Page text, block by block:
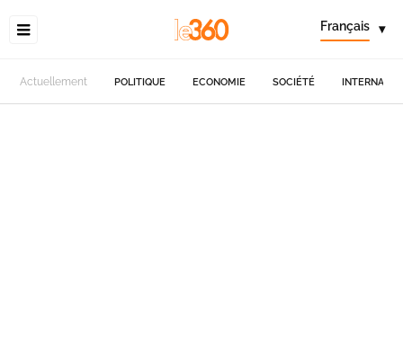
Français ▾
Actuellement POLITIQUE ECONOMIE SOCIÉTÉ